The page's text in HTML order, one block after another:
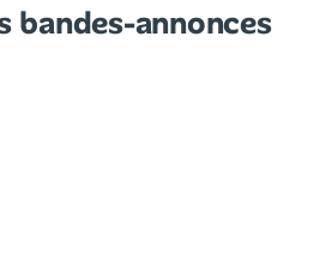
bandes-annonces